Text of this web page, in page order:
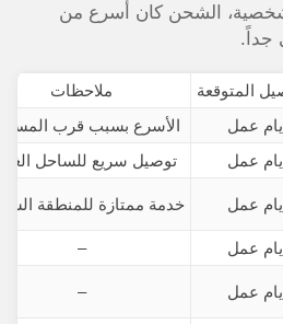
الشحن كان أسرع من
جداً.
المتوقعة
ملاحظات
الأسرع بسبب قرب
توصيل سريع للساحل
خدمة ممتازة للمنطقة
–
–